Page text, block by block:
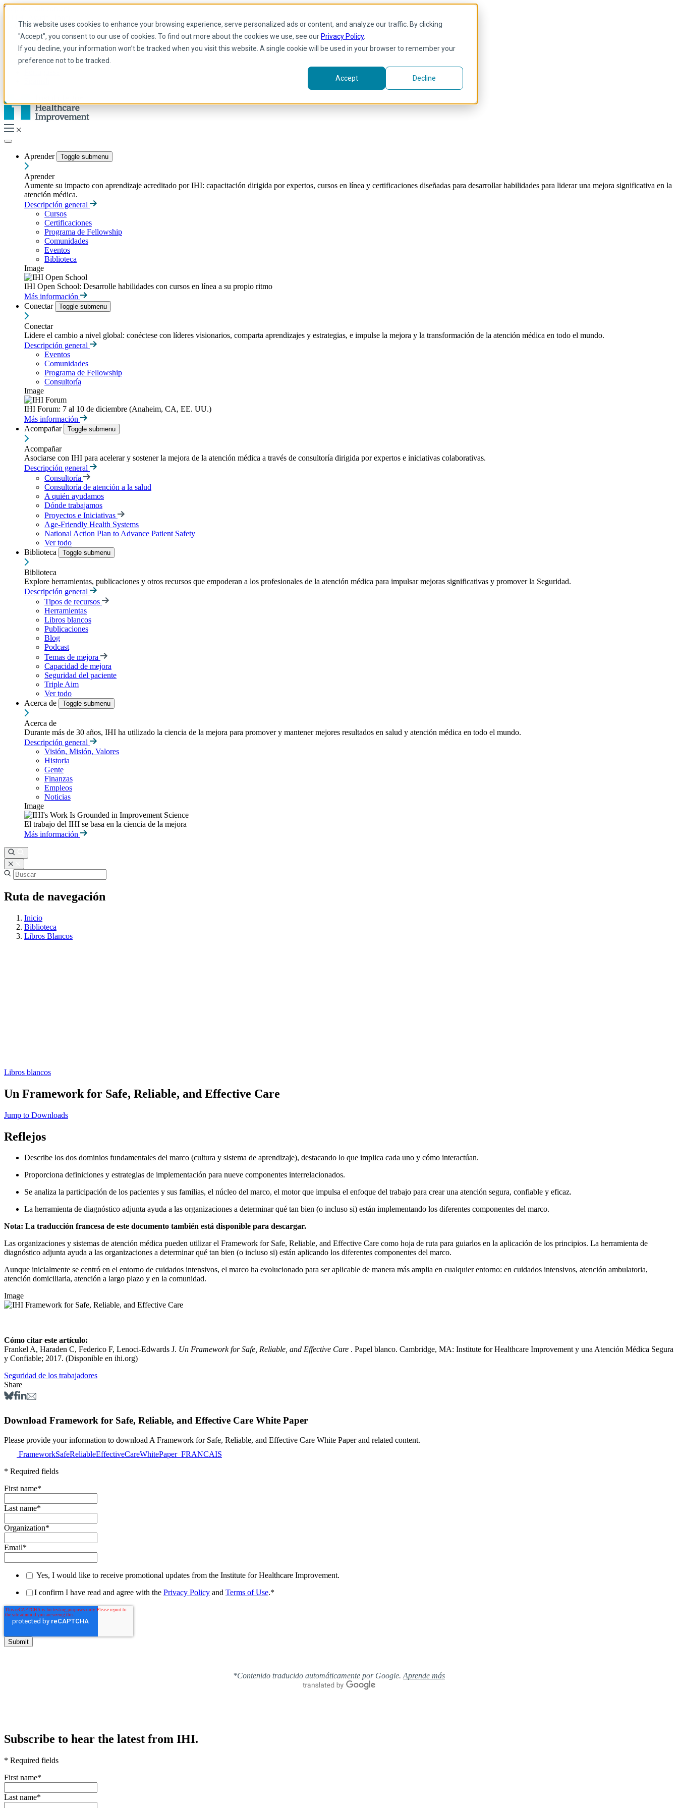
This website uses cookies to enhance your browsing experience, serve personalized ads or content, and analyze our traffic. By clicking
"Accept", you consent to our use of cookies. To find out more about the cookies we use, see our Privacy Policy.
If you decline, your information won’t be tracked when you visit this website. A single cookie will be used in your browser to remember your
preference not to be tracked.
Accept Decline
Skip to main content
Spanish
Arabic
Inglés
Francés
Aprender Toggle submenu
Aprender
Aumente su impacto con aprendizaje acreditado por IHI: capacitación dirigida por expertos, cursos en línea y certificaciones diseñadas para desarrollar habilidades para liderar una mejora significativa en la
atención médica.
Descripción general
Cursos
Certificaciones
Programa de Fellowship
Comunidades
Eventos
Biblioteca
Image
IHI Open School: Desarrolle habilidades con cursos en línea a su propio ritmo
Más información
Conectar
Toggle submenu
Conectar
Lidere el cambio a nivel global: conéctese con líderes visionarios, comparta aprendizajes y estrategias, e impulse la mejora y la transformación de la atención médica en todo el mundo.
Descripción general
Eventos
Comunidades
Programa de Fellowship
Consultoría
Image
IHI Forum: 7 al 10 de diciembre (Anaheim, CA, EE. UU.)
Más información
Acompañar
Toggle submenu
Acompañar
Asociarse con IHI para acelerar y sostener la mejora de la atención médica a través de consultoría dirigida por expertos e iniciativas colaborativas.
Descripción general
Consultoría
Consultoría de atención a la salud
A quién ayudamos
Dónde trabajamos
Proyectos e Iniciativas
Age-Friendly Health Systems
National Action Plan to Advance Patient Safety
Ver todo
Biblioteca
Toggle submenu
Biblioteca
Explore herramientas, publicaciones y otros recursos que empoderan a los profesionales de la atención médica para impulsar mejoras significativas y promover la Seguridad.
Descripción general
Tipos de recursos
Herramientas
Libros blancos
Publicaciones
Blog
Podcast
Temas de mejora
Capacidad de mejora
Seguridad del paciente
Triple Aim
Ver todo
Acerca de
Toggle submenu
Acerca de
Durante más de 30 años, IHI ha utilizado la ciencia de la mejora para promover y mantener mejores resultados en salud y atención médica en todo el mundo.
Descripción general
Visión, Misión, Valores
Historia
Gente
Finanzas
Empleos
Noticias
Image
El trabajo del IHI se basa en la ciencia de la mejora
Más información
Ruta de navegación
Inicio
Biblioteca
Libros Blancos
Libros blancos
Un Framework for Safe, Reliable, and Effective Care
Jump to Downloads
Reflejos
Describe los dos dominios fundamentales del marco (cultura y sistema de aprendizaje), destacando lo que implica cada uno y cómo interactúan.
Proporciona definiciones y estrategias de implementación para nueve componentes interrelacionados.
Se analiza la participación de los pacientes y sus familias, el núcleo del marco, el motor que impulsa el enfoque del trabajo para crear una atención segura, confiable y eficaz.
La herramienta de diagnóstico adjunta ayuda a las organizaciones a determinar qué tan bien (o incluso si) están implementando los diferentes componentes del marco.
Nota: La traducción francesa de este documento también está disponible para descargar.
Las organizaciones y sistemas de atención médica pueden utilizar el Framework for Safe, Reliable, and Effective Care como hoja de ruta para guiarlos en la aplicación de los principios. La herramienta de
diagnóstico adjunta ayuda a las organizaciones a determinar qué tan bien (o incluso si) están aplicando los diferentes componentes del marco.
Aunque inicialmente se centró en el entorno de cuidados intensivos, el marco ha evolucionado para ser aplicable de manera más amplia en cualquier entorno: en cuidados intensivos, atención ambulatoria,
atención domiciliaria, atención a largo plazo y en la comunidad.
Image
Cómo citar este artículo:
Frankel A, Haraden C, Federico F, Lenoci-Edwards J. Un Framework for Safe, Reliable, and Effective Care . Papel blanco. Cambridge, MA: Institute for Healthcare Improvement y una Atención Médica Segura
y Confiable; 2017. (Disponible en ihi.org)
Seguridad de los trabajadores
Share
Download Framework for Safe, Reliable, and Effective Care White Paper
Please provide your information to download A Framework for Safe, Reliable, and Effective Care White Paper and related content.
FrameworkSafeReliableEffectiveCareWhitePaper_FRANCAIS
* Required fields
First name*
Last name*
Organization*
Email*
Yes, I would like to receive promotional updates from the Institute for Healthcare Improvement.
I confirm I have read and agree with the Privacy Policy and Terms of Use.*
*Contenido traducido automáticamente por Google. Aprende más
Subscribe to hear the latest from IHI.
* Required fields
First name*
Last name*